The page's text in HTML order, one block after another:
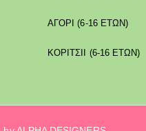
ΑΓΟΡΙ (6-16 ΕΤΩΝ)
ΚΟΡΙΤΣΙΙ (6-16 ΕΤΩΝ)